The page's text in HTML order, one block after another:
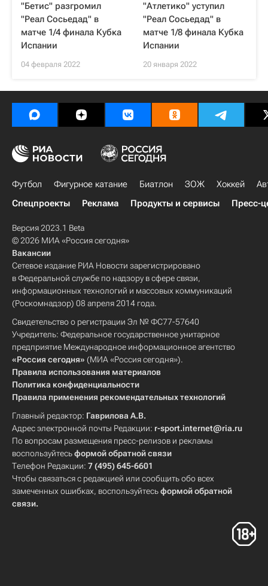
"Бетис" разгромил
"Реал Сосьедад" в
матче 1/4 финала Кубка
Испании
04 февраля 2022
"Атлетико" уступил
"Реал Сосьедад" в
матче 1/8 финала Кубка
Испании
20 января 2022
Футбол Фигурное катание Биатлон ЗОЖ Хоккей
Спецпроекты
Реклама Продукты и сервисы Пресс-
Версия 2023.1 Beta
© 2026 МИА «Россия сегодня»
Вакансии
Сетевое издание РИА Новости зарегистрировано
в Федеральной службе по надзору в сфере связи,
информационных технологий и массовых коммуникаций
(Роскомнадзор) 08 апреля 2014 года.
Свидетельство о регистрации Эл № ФС77-57640
Учредитель: Федеральное государственное унитарное
предприятие Международное информационное агентство
«Россия сегодня» (МИА «Россия сегодня»).
Правила использования материалов
Политика конфиденциальности
Правила применения рекомендательных технологий
Главный редактор: Гаврилова А.В.
Адрес электронной почты Редакции: r-sport.internet@ria.ru
По вопросам размещения пресс-релизов и рекламы
воспользуйтесьформой обратной связи
Телефон Редакции: 7 (495) 645-6601
Чтобы связаться с редакцией или сообщить обо всех
замеченных ошибках, воспользуйтесьформой обратной
связи.